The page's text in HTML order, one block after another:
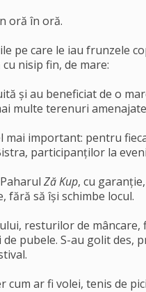
oră în oră.
pe care le iau frunzele
nisip fin, de mare:
și au beneficiat de o
multe terenuri
mai important: pentru
participanților la
Ză Kup, cu
fără să își schimbe locul.
resturilor de
pubele. S-au golit des,
ar fi volei, tenis de